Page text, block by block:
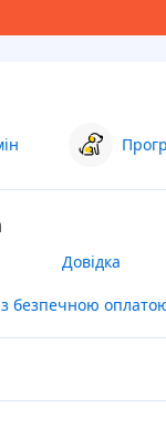
Довідка
з безпечною